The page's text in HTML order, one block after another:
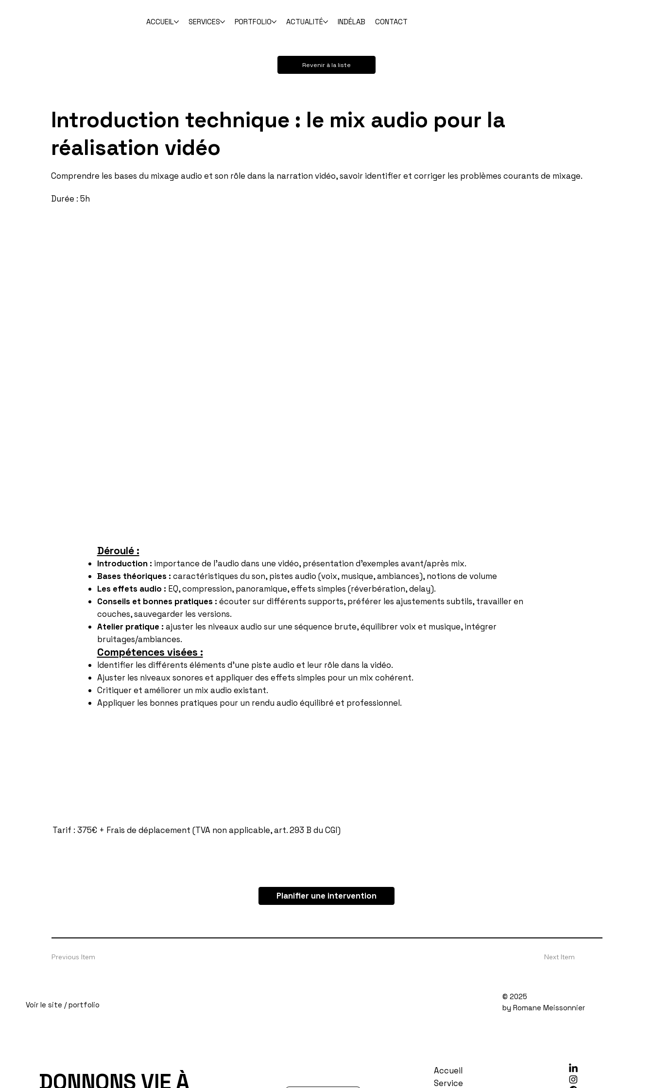
ACCUEIL SERVICES PORTFOLIO ACTUALITÉ INDÉLAB CONTACT
Revenir à la liste
Introduction technique : le mix audio pour la
réalisation vidéo
Comprendre les bases du mixage audio et son rôle dans la narration vidéo, savoir identifier et corriger les problèmes courants de mixage.
Durée : 5h
Déroulé :
Introduction : importance de l’audio dans une vidéo, présentation d’exemples avant/après mix.
Bases théoriques : caractéristiques du son, pistes audio (voix, musique, ambiances), notions de volume
Les effets audio : EQ, compression, panoramique, effets simples (réverbération, delay).
Conseils et bonnes pratiques : écouter sur différents supports, préférer les ajustements subtils, travailler en
couches, sauvegarder les versions.
Atelier pratique : ajuster les niveaux audio sur une séquence brute, équilibrer voix et musique, intégrer
bruitages/ambiances.
Compétences visées :
Identifier les différents éléments d’une piste audio et leur rôle dans la vidéo.
Ajuster les niveaux sonores et appliquer des effets simples pour un mix cohérent.
Critiquer et améliorer un mix audio existant.
Appliquer les bonnes pratiques pour un rendu audio équilibré et professionnel.
Tarif : 375€ + Frais de déplacement (TVA non applicable, art. 293 B du CGI)
Planifier une intervention
Previous Item Next Item
Voir le site / portfolio
© 2025
by Romane Meissonnier
DONNONS VIE À
Accueil
Service